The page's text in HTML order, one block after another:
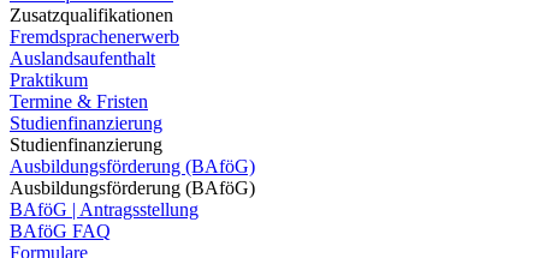
Zusatzqualifikationen
Fremdsprachenerwerb
Auslandsaufenthalt
Praktikum
Termine & Fristen
Studienfinanzierung
Studienfinanzierung
Ausbildungsförderung (BAföG)
Ausbildungsförderung (BAföG)
BAföG | Antragsstellung
BAföG FAQ
Formulare